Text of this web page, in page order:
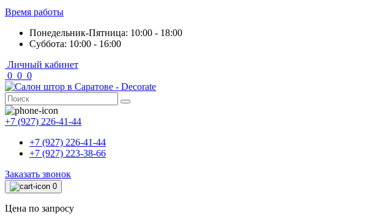
Время работы
Понедельник-Пятница: 10:00 - 18:00
Суббота: 10:00 - 16:00
Личный кабинет
0 0 0
+7 (927) 226-41-44
+7 (927) 226-41-44
+7 (927) 223-38-66
Заказать звонок
0
Цена по запросу